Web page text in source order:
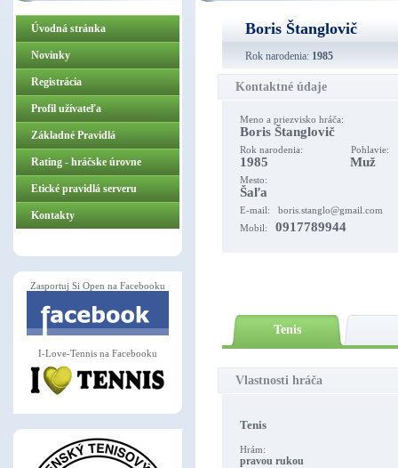
Úvodná stránka
Novinky
Registrácia
Profil užívateľa
Základné Pravidlá
ZasportujSiOpen.sk
Rating - hráčske úrovne
Etické pravidlá serveru
Kontakty
Zasportuj Si Open na Facebooku
I-Love-Tennis na Facebooku
Boris Štanglovič
Rok narodenia: 1985
Kontaktné údaje
Meno a priezvisko hráča:
Boris Štanglovič
Rok narodenia: Pohlavie:
1985 Muž
Mesto:
Šaľa
E-mail:
boris.stanglo@gmail.com
Mobil:
0917789944
Tenis
Vlastnosti hráča
Tenis
Hrám:
pravou rukou